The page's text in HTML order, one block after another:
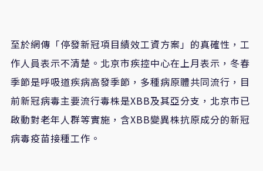
至於網傳「停發新冠項目績效工資方案」的真確性，工
作人員表示不清楚。北京市疾控中心在上月表示，冬春
季節是呼吸道疾病高發季節，多種病原體共同流行，目
前新冠病毒主要流行毒株是XBB及其亞分支，北京市已
啟動對老年人群等實施，含XBB變異株抗原成分的新冠
病毒疫苗接種工作。